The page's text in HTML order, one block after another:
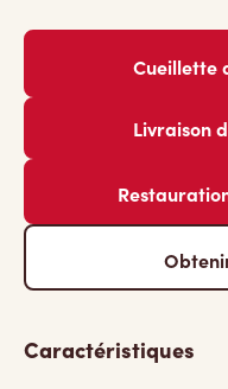
Cueillette
Livraison
Caractéristiques